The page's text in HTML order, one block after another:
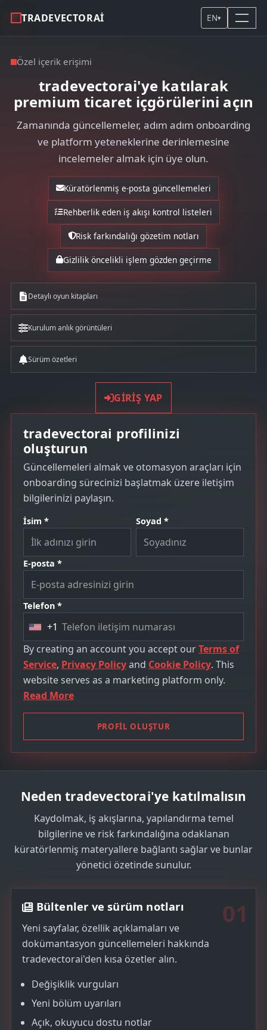
TRADEVECTORAI EN▾
Özel içerik erişimi
tradevectorai'ye katılarak
premium ticaret içgörülerini açın
Zamanında güncellemeler, adım adım onboarding
ve platform yeteneklerine derinlemesine
incelemeler almak için üye olun.
Küratörlenmiş e-posta güncellemeleri
Rehberlik eden iş akışı kontrol listeleri
Risk farkındalığı gözetim notları
Gizlilik öncelikli işlem gözden geçirme
Detaylı oyun kitapları
Kurulum anlık görüntüleri
Sürüm özetleri
GIRIŞ YAP
tradevectorai profilinizi
oluşturun
Güncellemeleri almak ve otomasyon araçları için
onboarding sürecinizi başlatmak üzere iletişim
bilgilerinizi paylaşın.
İsim * Soyad *
E-posta *
Telefon *
U
n
i
t
e
t
a
t
s
+
1
+1
By creating an account you accept ourTerms of
Service, Privacy Policyand Cookie Policy. This
website serves as a marketing platform only.
Read More
PROFIL OLUŞTUR
Neden tradevectorai'ye katılmalısın
Kaydolmak, iş akışlarına, yapılandırma temel
bilgilerine ve risk farkındalığına odaklanan
küratörlenmiş materyallere bağlantı sağlar ve bunlar
yönetici özetinde sunulur.
01
Bültenler ve sürüm notları
Yeni sayfalar, özellik açıklamaları ve
dokümantasyon güncellemeleri hakkında
tradevectorai'den kısa özetler alın.
Değişiklik vurguları
Yeni bölüm uyarıları
Açık, okuyucu dostu notlar